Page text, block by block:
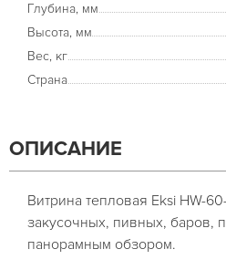
Глубина, мм
Высота, мм
Вес, кг
Страна
ОПИСАНИЕ
Витрина тепловая Eksi HW-
закусочных, пивных, баров,
панорамным обзором.